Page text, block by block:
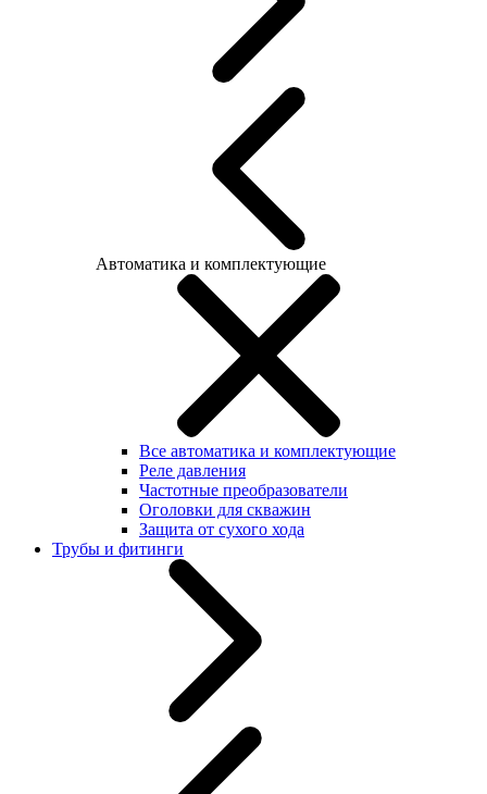
Автоматика и комплектующие
Все автоматика и комплектующие
Реле давления
Частотные преобразователи
Оголовки для скважин
Защита от сухого хода
Трубы и фитинги